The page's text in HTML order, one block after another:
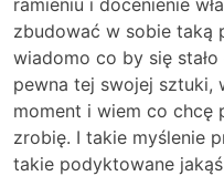
zbudować w sobie taką
wiadomo co by się
pewna tej swojej sztuki,
moment i wiem co chcę
zrobię. I takie myślenie
takie podyktowane